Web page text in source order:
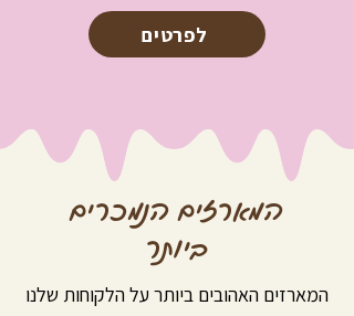
לפרטים
המארזים הנמכרים
ביותר
המארזים האהובים ביותר על הלקוחות שלנו